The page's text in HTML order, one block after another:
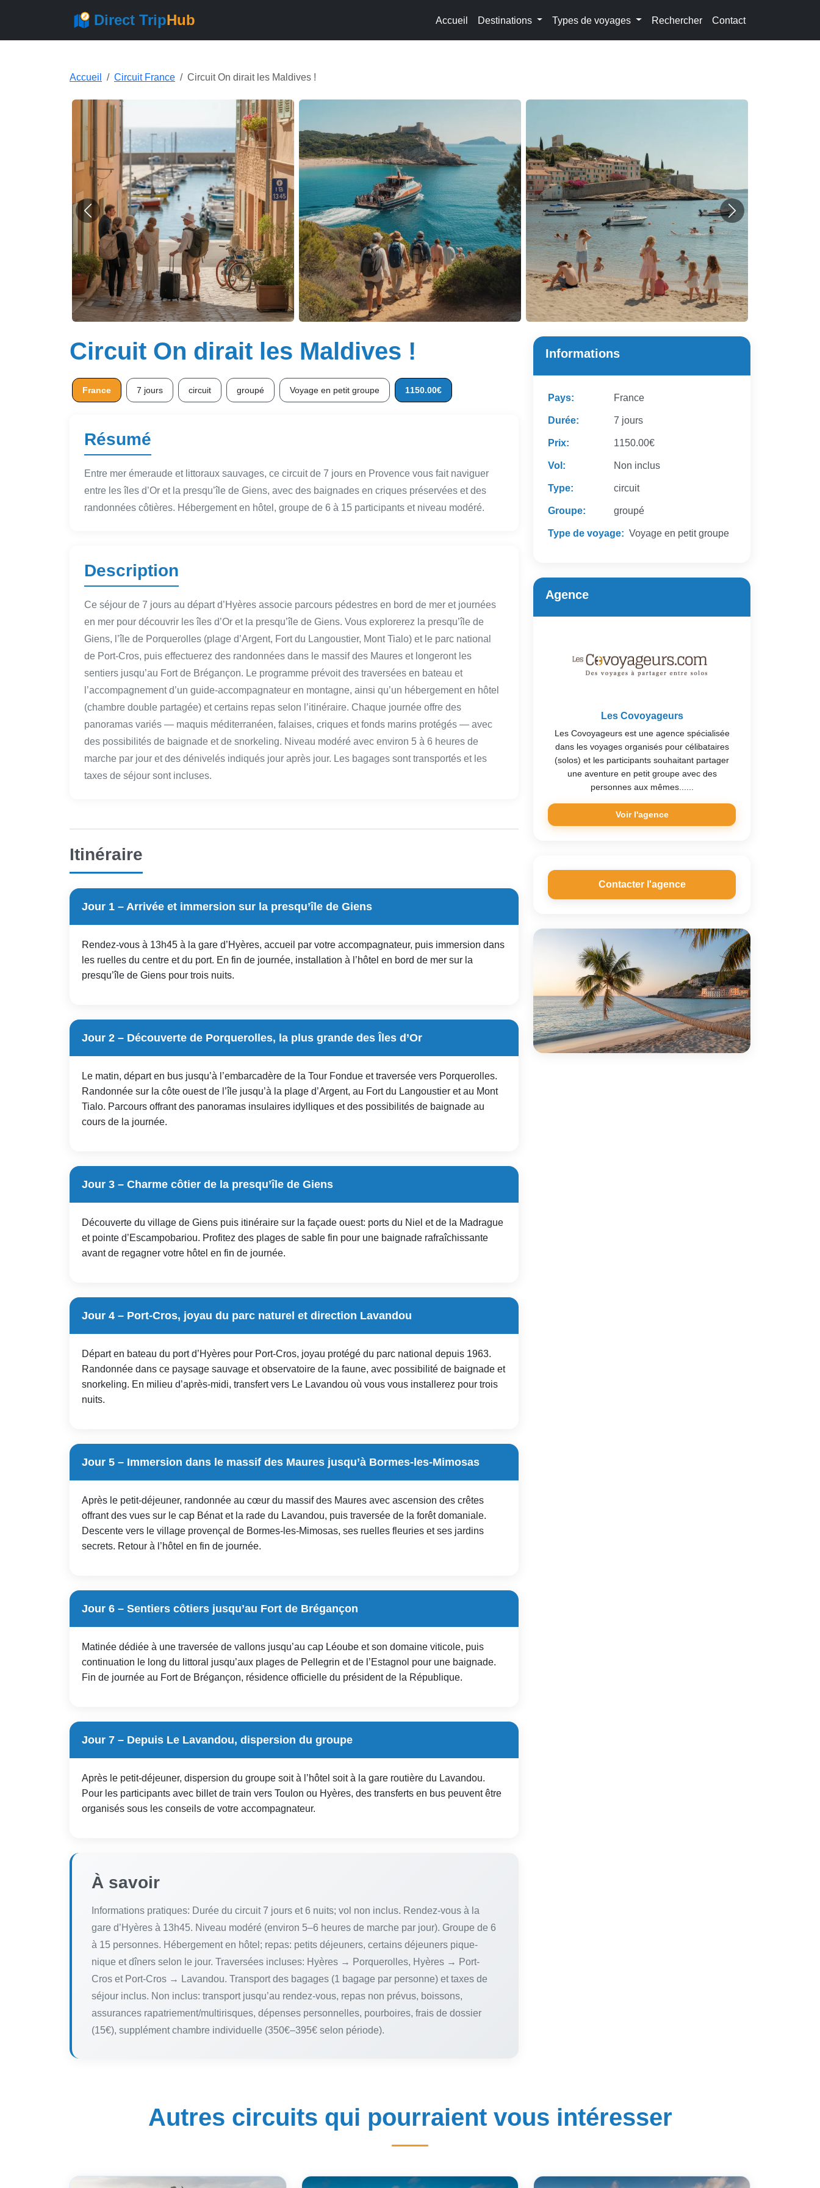
Direct TripHub Accueil Destinations Types de voyages Rechercher Contact
Accueil Circuit France Circuit On dirait les Maldives !
Circuit On dirait les Maldives !
France 7 jours circuit groupé Voyage en petit groupe 1150.00€
Résumé
Entre mer émeraude et littoraux sauvages, ce circuit de 7 jours en Provence vous fait naviguer
entre les îles d’Or et la presqu’île de Giens, avec des baignades en criques préservées et des
randonnées côtières. Hébergement en hôtel, groupe de 6 à 15 participants et niveau modéré.
Description
Ce séjour de 7 jours au départ d’Hyères associe parcours pédestres en bord de mer et journées
en mer pour découvrir les îles d’Or et la presqu’île de Giens. Vous explorerez la presqu’île de
Giens, l’île de Porquerolles (plage d’Argent, Fort du Langoustier, Mont Tialo) et le parc national
de Port-Cros, puis effectuerez des randonnées dans le massif des Maures et longeront les
sentiers jusqu’au Fort de Brégançon. Le programme prévoit des traversées en bateau et
l’accompagnement d’un guide-accompagnateur en montagne, ainsi qu’un hébergement en hôtel
(chambre double partagée) et certains repas selon l’itinéraire. Chaque journée offre des
panoramas variés — maquis méditerranéen, falaises, criques et fonds marins protégés — avec
des possibilités de baignade et de snorkeling. Niveau modéré avec environ 5 à 6 heures de
marche par jour et des dénivelés indiqués jour après jour. Les bagages sont transportés et les
taxes de séjour sont incluses.
Itinéraire
Jour 1 – Arrivée et immersion sur la presqu’île de Giens
Rendez-vous à 13h45 à la gare d’Hyères, accueil par votre accompagnateur, puis immersion dans
les ruelles du centre et du port. En fin de journée, installation à l’hôtel en bord de mer sur la
presqu’île de Giens pour trois nuits.
Jour 2 – Découverte de Porquerolles, la plus grande des Îles d’Or
Le matin, départ en bus jusqu’à l’embarcadère de la Tour Fondue et traversée vers Porquerolles.
Randonnée sur la côte ouest de l’île jusqu’à la plage d’Argent, au Fort du Langoustier et au Mont
Tialo. Parcours offrant des panoramas insulaires idylliques et des possibilités de baignade au
cours de la journée.
Jour 3 – Charme côtier de la presqu’île de Giens
Découverte du village de Giens puis itinéraire sur la façade ouest: ports du Niel et de la Madrague
et pointe d’Escampobariou. Profitez des plages de sable fin pour une baignade rafraîchissante
avant de regagner votre hôtel en fin de journée.
Jour 4 – Port-Cros, joyau du parc naturel et direction Lavandou
Départ en bateau du port d’Hyères pour Port-Cros, joyau protégé du parc national depuis 1963.
Randonnée dans ce paysage sauvage et observatoire de la faune, avec possibilité de baignade et
snorkeling. En milieu d’après-midi, transfert vers Le Lavandou où vous vous installerez pour trois
nuits.
Jour 5 – Immersion dans le massif des Maures jusqu’à Bormes-les-Mimosas
Après le petit-déjeuner, randonnée au cœur du massif des Maures avec ascension des crêtes
offrant des vues sur le cap Bénat et la rade du Lavandou, puis traversée de la forêt domaniale.
Descente vers le village provençal de Bormes-les-Mimosas, ses ruelles fleuries et ses jardins
secrets. Retour à l’hôtel en fin de journée.
Jour 6 – Sentiers côtiers jusqu’au Fort de Brégançon
Matinée dédiée à une traversée de vallons jusqu’au cap Léoube et son domaine viticole, puis
continuation le long du littoral jusqu’aux plages de Pellegrin et de l’Estagnol pour une baignade.
Fin de journée au Fort de Brégançon, résidence officielle du président de la République.
Jour 7 – Depuis Le Lavandou, dispersion du groupe
Après le petit-déjeuner, dispersion du groupe soit à l’hôtel soit à la gare routière du Lavandou.
Pour les participants avec billet de train vers Toulon ou Hyères, des transferts en bus peuvent être
organisés sous les conseils de votre accompagnateur.
À savoir
Informations pratiques: Durée du circuit 7 jours et 6 nuits; vol non inclus. Rendez-vous à la
gare d’Hyères à 13h45. Niveau modéré (environ 5–6 heures de marche par jour). Groupe de 6
à 15 personnes. Hébergement en hôtel; repas: petits déjeuners, certains déjeuners pique-
nique et dîners selon le jour. Traversées incluses: Hyères → Porquerolles, Hyères → Port-
Cros et Port-Cros → Lavandou. Transport des bagages (1 bagage par personne) et taxes de
séjour inclus. Non inclus: transport jusqu’au rendez-vous, repas non prévus, boissons,
assurances rapatriement/multirisques, dépenses personnelles, pourboires, frais de dossier
(15€), supplément chambre individuelle (350€–395€ selon période).
Informations
Pays: France
Durée: 7 jours
Prix: 1150.00€
Vol: Non inclus
Type: circuit
Groupe: groupé
Type de voyage: Voyage en petit groupe
Agence
Les Covoyageurs
Les Covoyageurs est une agence spécialisée
dans les voyages organisés pour célibataires
(solos) et les participants souhaitant partager
une aventure en petit groupe avec des
personnes aux mêmes......
Voir l'agence
Contacter l'agence
Autres circuits qui pourraient vous intéresser